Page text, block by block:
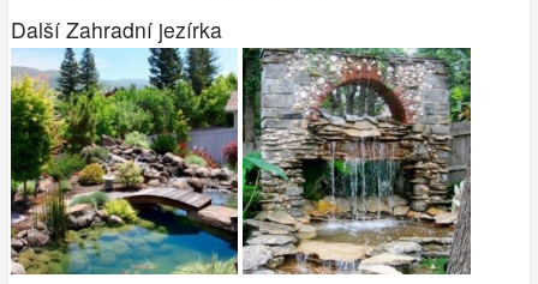
Další Zahradní jezírka